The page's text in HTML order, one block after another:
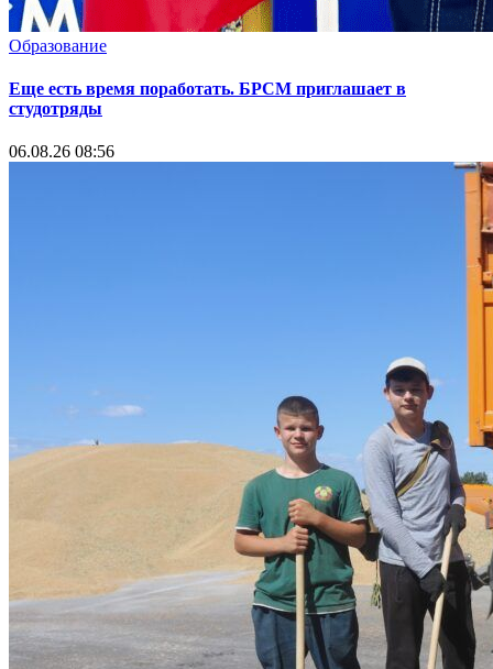
Образование
Еще есть время поработать. БРСМ приглашает в
студотряды
06.08.26 08:56